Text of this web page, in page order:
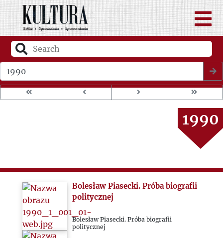
1986
1987
1988
1989
1990
1991
1992
Bolesław Piasecki. Próba biografii
politycznej
Bolesław Piasecki. Próba biografii
politycznej